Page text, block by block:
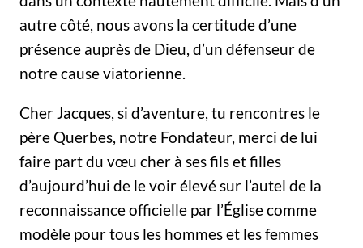
autre côté, nous avons la certitude d’une
présence auprès de Dieu, d’un défenseur de
notre cause viatorienne.
Cher Jacques, si d’aventure, tu rencontres le
père Querbes, notre Fondateur, merci de lui
faire part du vœu cher à ses fils et filles
d’aujourd’hui de le voir élevé sur l’autel de la
reconnaissance officielle par l’Église comme
modèle pour tous les hommes et les femmes